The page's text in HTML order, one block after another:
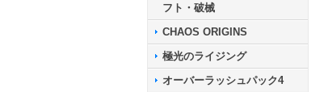
フト・破械
CHAOS ORIGINS
極光のライジング
オーバーラッシュパック4